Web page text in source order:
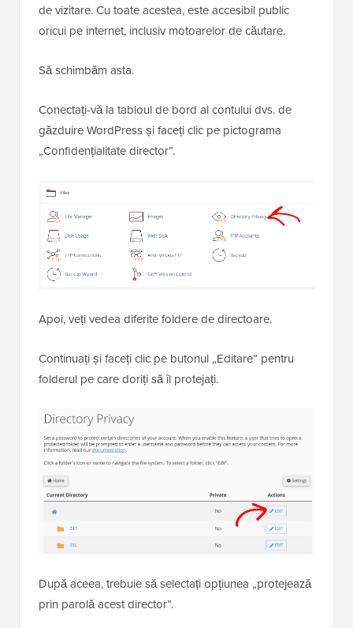
de vizitare. Cu toate acestea, este accesibil public
oricui pe internet, inclusiv motoarelor de căutare.
Să schimbăm asta.
Conectați-vă la tabloul de bord al contului dvs. de
găzduire WordPress și faceți clic pe pictograma
„Confidențialitate director”.
Apoi, veți vedea diferite foldere de directoare.
Continuați și faceți clic pe butonul „Editare” pentru
folderul pe care doriți să îl protejați.
După aceea, trebuie să selectați opțiunea „protejează
prin parolă acest director”.